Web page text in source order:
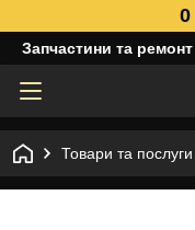
0
Запчастини та ремонт
Товари та послуги